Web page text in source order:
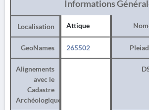
Informations
Localisation Attique
GeoNames 265502
Alignements
avec le
Cadastre
Archéologique